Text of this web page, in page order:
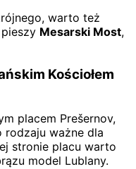
warto też
Mesarski Most,
Kościołem
placem Prešernov,
rodzaju ważne dla
stronie placu warto
model Lublany.